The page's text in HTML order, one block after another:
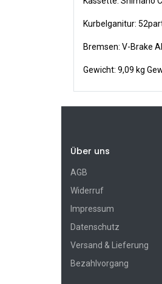
Kurbelganitur:
Bremsen: V-Brake
Gewicht: 9,09 kg
Über uns
AGB
Widerruf
Impressum
Datenschutz
Versand & Lieferung
Bezahlvorgang